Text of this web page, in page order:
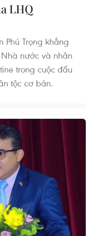
LHQ
Phú Trọng khẳng
nước và nhân
trong cuộc đấu
tộc cơ bản.